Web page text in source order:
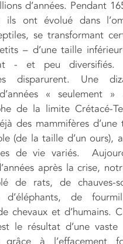
d’années. Pendant
ils ont évolué dans
se transformant
– d’une taille
- et peu diversifiés.
disparurent. Une
« seulement »
de la limite Crétacé-
des mammifères
(de la taille d’un ours),
de vie variés.
après la crise,
de rats, de chauves-
d’éléphants, de
chevaux et d’humains.
le résultat d’une vaste